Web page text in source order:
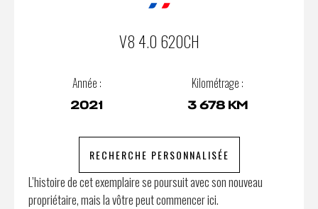
V8 4.0 620CH
Année :
2021
Kilométrage :
3 678 KM
RECHERCHE PERSONNALISÉE
L’histoire de cet exemplaire se poursuit avec son nouveau
propriétaire, mais la vôtre peut commencer ici.